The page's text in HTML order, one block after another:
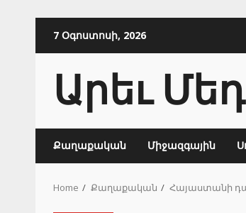
7 Օգոստոսի, 2026
Արեւ
Քաղաքական Միջազգային
Home Քաղաքական Հայաստանի